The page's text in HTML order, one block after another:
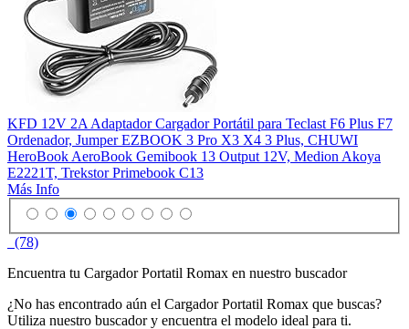
KFD 12V 2A Adaptador Cargador Portátil para Teclast F6 Plus F7
Ordenador, Jumper EZBOOK 3 Pro X3 X4 3 Plus, CHUWI
HeroBook AeroBook Gemibook 13 Output 12V, Medion Akoya
E2221T, Trekstor Primebook C13
Más Info
(78)
Encuentra tu Cargador Portatil Romax en nuestro buscador
¿No has encontrado aún el Cargador Portatil Romax que buscas?
Utiliza nuestro buscador y encuentra el modelo ideal para ti.